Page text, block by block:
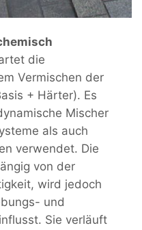
die
Vermischen der
+ Härter). Es
Mischer
als auch
verwendet. Die
von der
wird jedoch
und
Sie verläuft